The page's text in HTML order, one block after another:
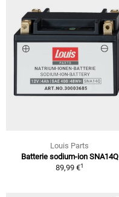
Louis Parts
Batterie sodium-ion SNA14Q
89,99 €1